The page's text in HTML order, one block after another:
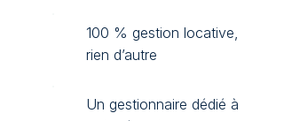
100 % gestion locative,
rien d’autre
Un gestionnaire dédié à